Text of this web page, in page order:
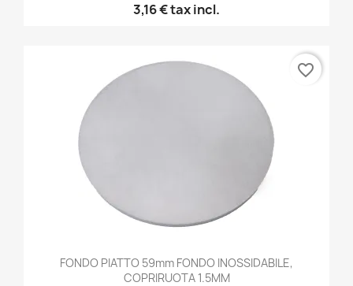
3,16 €tax incl.
FONDO PIATTO 59mm FONDO INOSSIDABILE,
COPRIRUOTA 1.5MM
favorite_border